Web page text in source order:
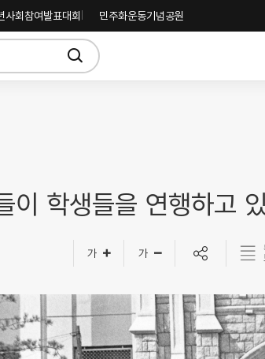
사회참여발표대회 민주화운동기념공원
이 학생들을 연행하고